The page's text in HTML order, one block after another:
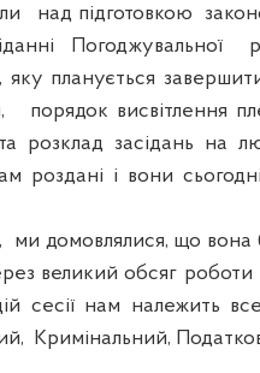
підготовкою
яку планується
висвітлення
розклад засідань на
роздані і вони
домовлялися, що вона
великий обсяг роботи
нам належить
Кримінальний,